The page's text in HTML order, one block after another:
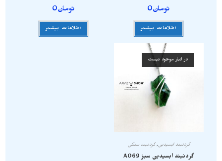
تومان0
اطلاعات بیشتر
تومان0
اطلاعات بیشتر
در انبار موجود نیست
گردنبند ابسیدین,گردنبند سنگی
گردنبند ابسیدین سبز A069